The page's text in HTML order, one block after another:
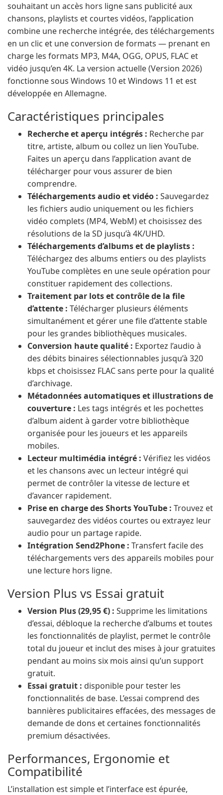
souhaitant un accès hors ligne sans publicité aux
chansons, playlists et courtes vidéos, l’application
combine une recherche intégrée, des téléchargements
en un clic et une conversion de formats — prenant en
charge les formats MP3, M4A, OGG, OPUS, FLAC et
vidéo jusqu’en 4K. La version actuelle (Version 2026)
fonctionne sous Windows 10 et Windows 11 et est
développée en Allemagne.
Caractéristiques principales
Recherche et aperçu intégrés : Recherche par
titre, artiste, album ou collez un lien YouTube.
Faites un aperçu dans l’application avant de
télécharger pour vous assurer de bien
comprendre.
Téléchargements audio et vidéo : Sauvegardez
les fichiers audio uniquement ou les fichiers
vidéo complets (MP4, WebM) et choisissez des
résolutions de la SD jusqu’à 4K/UHD.
Téléchargements d’albums et de playlists :
Téléchargez des albums entiers ou des playlists
YouTube complètes en une seule opération pour
constituer rapidement des collections.
Traitement par lots et contrôle de la file
d’attente : Télécharger plusieurs éléments
simultanément et gérer une file d’attente stable
pour les grandes bibliothèques musicales.
Conversion haute qualité : Exportez l’audio à
des débits binaires sélectionnables jusqu’à 320
kbps et choisissez FLAC sans perte pour la qualité
d’archivage.
Métadonnées automatiques et illustrations de
couverture : Les tags intégrés et les pochettes
d’album aident à garder votre bibliothèque
organisée pour les joueurs et les appareils
mobiles.
Lecteur multimédia intégré : Vérifiez les vidéos
et les chansons avec un lecteur intégré qui
permet de contrôler la vitesse de lecture et
d’avancer rapidement.
Prise en charge des Shorts YouTube : Trouvez et
sauvegardez des vidéos courtes ou extrayez leur
audio pour un partage rapide.
Intégration Send2Phone : Transfert facile des
téléchargements vers des appareils mobiles pour
une lecture hors ligne.
Version Plus vs Essai gratuit
Version Plus (29,95 €) : Supprime les limitations
d’essai, débloque la recherche d’albums et toutes
les fonctionnalités de playlist, permet le contrôle
total du joueur et inclut des mises à jour gratuites
pendant au moins six mois ainsi qu’un support
gratuit.
Essai gratuit : disponible pour tester les
fonctionnalités de base. L’essai comprend des
bannières publicitaires effacées, des messages de
demande de dons et certaines fonctionnalités
premium désactivées.
Performances, Ergonomie et
Compatibilité
L’installation est simple et l’interface est épurée,